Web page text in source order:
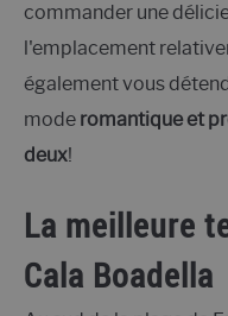
commander une
l'emplacement
également vous
mode romantique et
deux!
La meilleure
Cala Boadella